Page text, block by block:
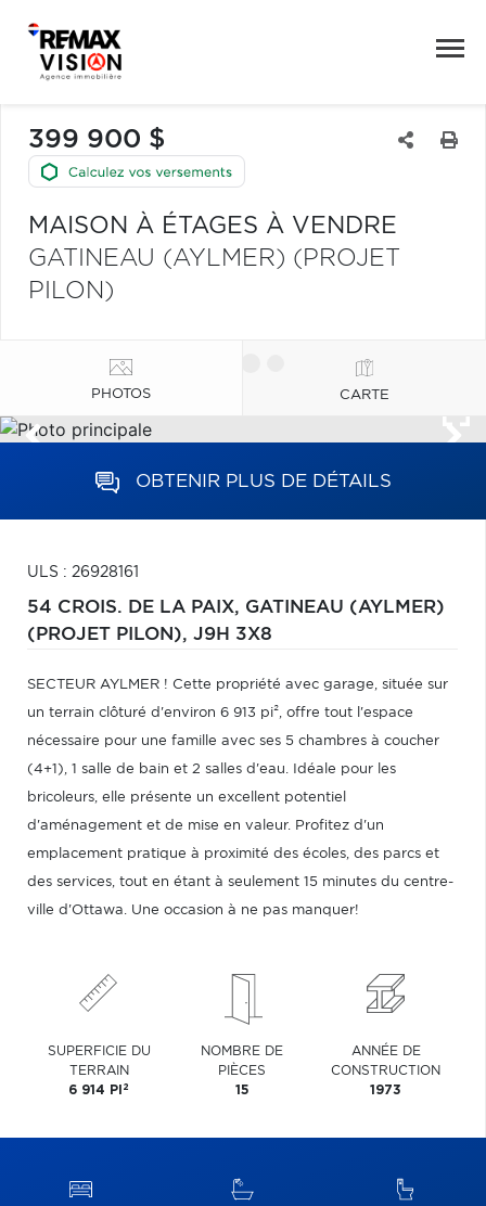
399 900 $
MAISON À ÉTAGES À VENDRE
GATINEAU (AYLMER) (PROJET
PILON)
PHOTOS CARTE
OBTENIR PLUS DE DÉTAILS
ULS : 26928161
54 CROIS. DE LA PAIX, GATINEAU (AYLMER)
(PROJET PILON), J9H 3X8
SECTEUR AYLMER ! Cette propriété avec garage, située sur
un terrain clôturé d'environ 6 913 pi², offre tout l'espace
nécessaire pour une famille avec ses 5 chambres à coucher
(4+1), 1 salle de bain et 2 salles d'eau. Idéale pour les
bricoleurs, elle présente un excellent potentiel
d'aménagement et de mise en valeur. Profitez d'un
emplacement pratique à proximité des écoles, des parcs et
des services, tout en étant à seulement 15 minutes du centre-
ville d'Ottawa. Une occasion à ne pas manquer!
SUPERFICIE DU
TERRAIN
6 914 PI 2
NOMBRE DE
PIÈCES
15
ANNÉE DE
CONSTRUCTION
1973